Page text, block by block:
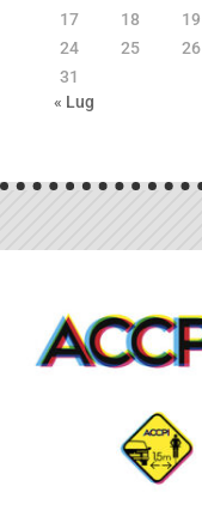
17
18 19
24
25 26
31
« Lug